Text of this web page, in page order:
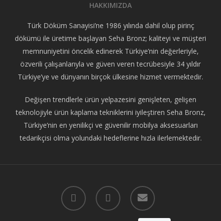
HAKKIMIZDA
Türk Döküm Sanayisi’ne 1986 yılında dahil olup pirinç
dökümü ile üretime başlayan Seha Bronz; kaliteyi ve müşteri
memnuniyetini öncelik edinerek Türkiye’nin değerleriyle,
özverili çalışanlarıyla ve güven veren tecrübesiyle 34 yıldır
Türkiye’ye ve dünyanın birçok ülkesine hizmet vermektedir.
Değişen trendlerle ürün yelpazesini genişleten, gelişen
teknolojiyle ürün kaplama tekniklerini iyileştiren Seha Bronz,
Türkiye’nin en yenilikçi ve güvenilir mobilya aksesuarları
tedarikçisi olma yolundaki hedeflerine hızla ilerlemektedir.
facebook instagram email